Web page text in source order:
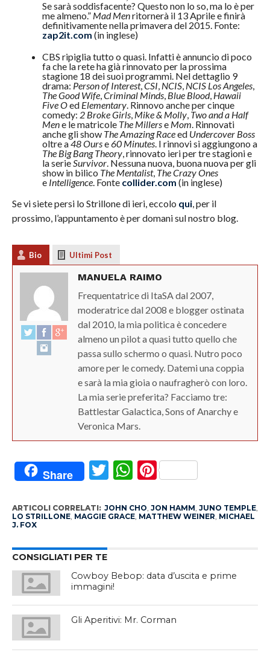
Se sarà soddisfacente? Questo non lo so, ma lo è per
me almeno.” Mad Menritornerà il 13 Aprile e finirà
definitivamente nella primavera del 2015. Fonte:
zap2it.com (in inglese)
CBS ripiglia tutto o quasi. Infatti è annuncio di poco
fa che la rete ha già rinnovato per la prossima
stagione 18 dei suoi programmi. Nel dettaglio 9
drama: Person of Interest,CSI, NCIS, NCIS Los Angeles,
The Good Wife,Criminal Minds, Blue Blood, Hawaii
Five Oed Elementary. Rinnovo anche per cinque
comedy: 2 Broke Girls, Mike & Molly, Two and a Half
Mene le matricole The Millerse Mom. Rinnovati
anche gli show The Amazing Raceed Undercover Boss
oltre a48 Ourse60 Minutes. I rinnovi si aggiungono a
The Big Bang Theory, rinnovato ieri per tre stagioni e
la serieSurvivor. Nessuna nuova, buona nuova per gli
show in bilico The Mentalist, The Crazy Ones
e Intelligence. Fonte collider.com (in inglese)
Se vi siete persi lo Strillone di ieri, eccolo qui, per il
prossimo, l’appuntamento è per domani sul nostro blog.
Bio Ultimi Post
MANUELA RAIMO
Frequentatrice di ItaSA dal 2007,
moderatrice dal 2008 e blogger ostinata
dal 2010, la mia politica è concedere
almeno un pilot a quasi tutto quello che
passa sullo schermo o quasi. Nutro poco
amore per le comedy. Datemi una coppia
e sarà la mia gioia o naufragherò con loro.
La mia serie preferita? Facciamo tre:
Battlestar Galactica, Sons of Anarchy e
Veronica Mars.
Share Twitter
WhatsApp
Pinterest
ARTICOLI CORRELATI: JOHN CHO, JON HAMM, JUNO TEMPLE,
LO STRILLONE, MAGGIE GRACE, MATTHEW WEINER, MICHAEL
J. FOX
CONSIGLIATI PER TE
Cowboy Bebop: data d’uscita e prime
immagini!
Gli Aperitivi: Mr. Corman